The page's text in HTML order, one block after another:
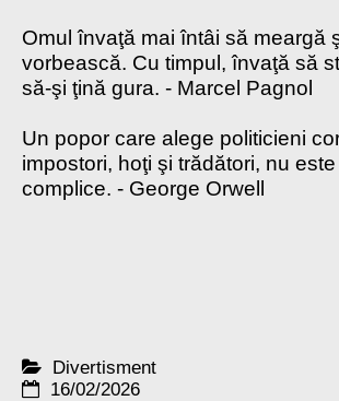
Omul învaţă mai întâi să meargă
vorbească. Cu timpul, învaţă să
să-şi ţină gura. - Marcel Pagnol
Un popor care alege politicieni
impostori, hoţi şi trădători, nu
complice. - George Orwell
Divertisment
16/02/2026